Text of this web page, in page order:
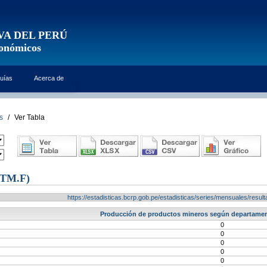
DEL PERÚ
Acerca de
/ Ver Tabla
https://estadisticas.bcrp.gob.pe/estadisticas/series/mensuales/
Producción de productos mineros según
0
0
0
0
0